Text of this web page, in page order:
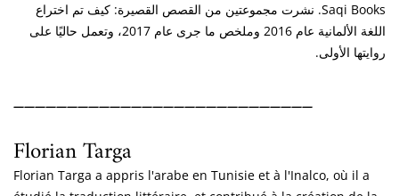
Saqi Books. نشرت مجموعتين من القصص القصيرة: كيف تم اختراع
اللغة الألمانية عام 2016 وملخص ما جرى عام 2017، وتعمل حاليًا على
روايتها الأولى.
____________________________
Florian Targa
Florian Targa a appris l'arabe en Tunisie et à l'Inalco, où il a